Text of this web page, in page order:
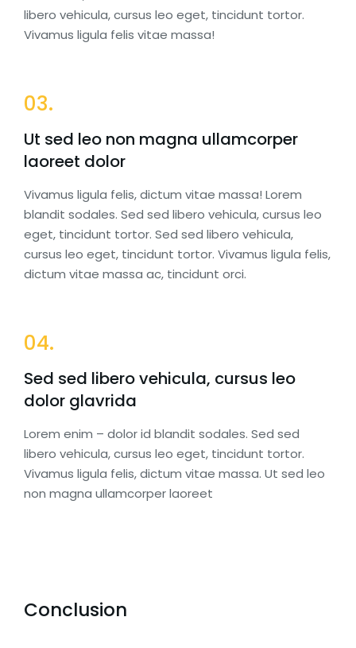
libero vehicula, cursus leo eget, tincidunt tortor.
Vivamus ligula felis vitae massa!
03.
Ut sed leo non magna ullamcorper
laoreet dolor
Vivamus ligula felis, dictum vitae massa! Lorem
blandit sodales. Sed sed libero vehicula, cursus leo
eget, tincidunt tortor. Sed sed libero vehicula,
cursus leo eget, tincidunt tortor. Vivamus ligula felis,
dictum vitae massa ac, tincidunt orci.
04.
Sed sed libero vehicula, cursus leo
dolor glavrida
Lorem enim – dolor id blandit sodales. Sed sed
libero vehicula, cursus leo eget, tincidunt tortor.
Vivamus ligula felis, dictum vitae massa. Ut sed leo
non magna ullamcorper laoreet
Conclusion